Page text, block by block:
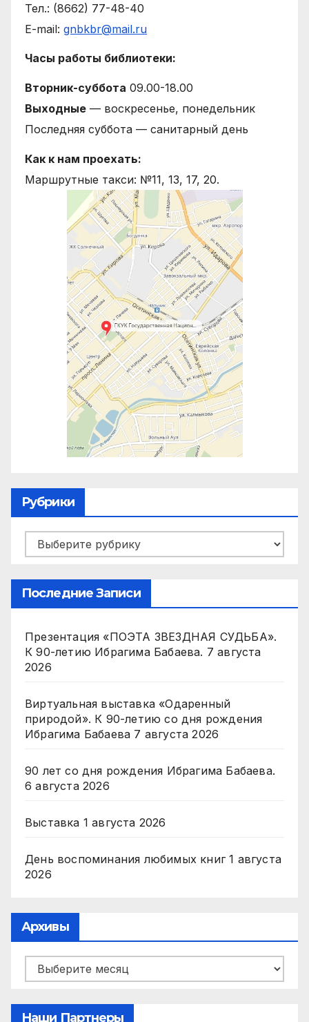
Тел.: (8662) 77-48-40
E-mail: gnbkbr@mail.ru
Часы работы библиотеки:
Вторник-суббота 09.00-18.00
Выходные — воскресенье, понедельник
Последняя суббота — санитарный день
Как к нам проехать:
Маршрутные такси: №11, 13, 17, 20.
Рубрики
Рубрики
Последние Записи
Презентация «ПОЭТА ЗВЕЗДНАЯ СУДЬБА».
К 90-летию Ибрагима Бабаева. 7 августа
2026
Виртуальная выставка «Одаренный
природой». К 90-летию со дня рождения
Ибрагима Бабаева 7 августа 2026
90 лет со дня рождения Ибрагима Бабаева.
6 августа 2026
Выставка 1 августа 2026
День воспоминания любимых книг 1 августа
2026
Архивы
Архивы
Наши Партнеры